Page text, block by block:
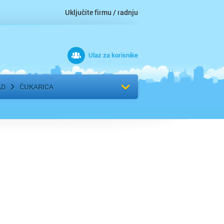
Uključite firmu / radnju
Ulaz za korisnike
ČUKARICA